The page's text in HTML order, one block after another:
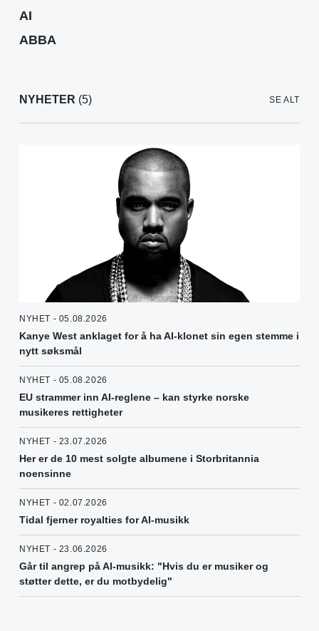
AI
ABBA
NYHETER (5) SE ALT
NYHET - 05.08.2026
Kanye West anklaget for å ha AI-klonet sin egen stemme i
nytt søksmål
NYHET - 05.08.2026
EU strammer inn AI-reglene – kan styrke norske
musikeres rettigheter
NYHET - 23.07.2026
Her er de 10 mest solgte albumene i Storbritannia
noensinne
NYHET - 02.07.2026
Tidal fjerner royalties for AI-musikk
NYHET - 23.06.2026
Går til angrep på AI-musikk: "Hvis du er musiker og
støtter dette, er du motbydelig"